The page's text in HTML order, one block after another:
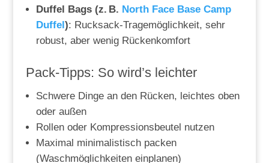
Duffel Bags (z. B. North Face Base Camp
Duffel): Rucksack-Tragemöglichkeit, sehr
robust, aber wenig Rückenkomfort
Pack-Tipps: So wird’s leichter
Schwere Dinge an den Rücken, leichtes oben
oder außen
Rollen oder Kompressionsbeutel nutzen
Maximal minimalistisch packen
(Waschmöglichkeiten einplanen)